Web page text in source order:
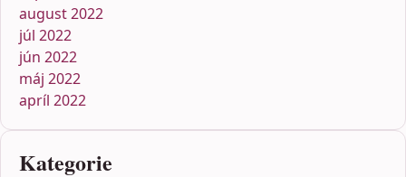
august 2022
júl 2022
jún 2022
máj 2022
apríl 2022
Kategorie